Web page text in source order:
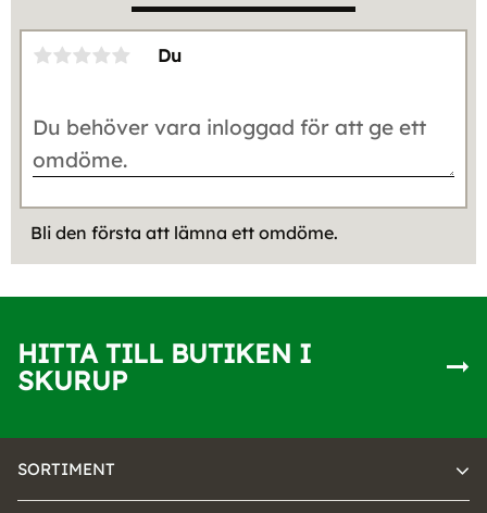
Du
Bli den första att lämna ett omdöme.
HITTA TILL BUTIKEN I
SKURUP
SORTIMENT